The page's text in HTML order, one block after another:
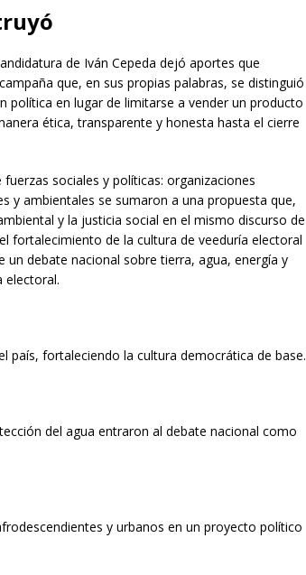
de Iván Cepeda dejó aportes que
que, en sus propias palabras, se distinguió
en lugar de limitarse a vender un producto
ética, transparente y honesta hasta el cierre
sociales y políticas: organizaciones
y ambientales se sumaron a una propuesta que,
y la justicia social en el mismo discurso de
fortalecimiento de la cultura de veeduría electoral
debate nacional sobre tierra, agua, energía y
electoral.
país, fortaleciendo la cultura democrática de base.
del agua entraron al debate nacional como
y urbanos en un proyecto político